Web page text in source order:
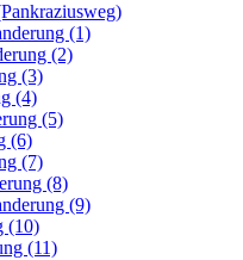
(1)
(2)
(3)
(4)
(5)
(6)
(7)
(8)
(9)
(10)
(11)